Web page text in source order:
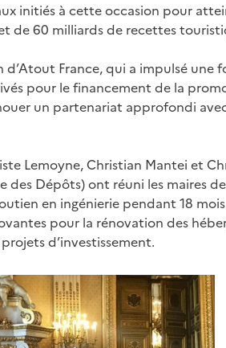
initiés à cette occasion pour
de 60 milliards de recettes
d’Atout France, qui a impulsé
pour le financement de la
un partenariat approfondi
Lemoyne, Christian Mantei et
des Dépôts) ont réuni les maires
en ingénierie pendant 18
pour la rénovation des
d’investissement.